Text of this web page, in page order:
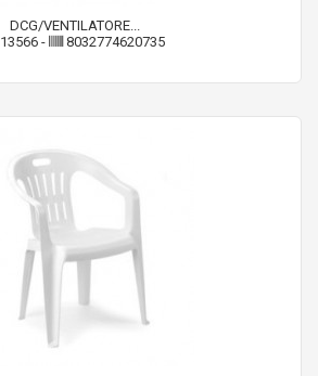
DCG/VENTILATORE...
13566 - 8032774620735